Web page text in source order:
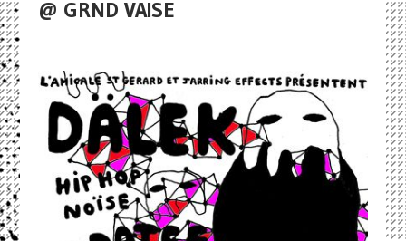
@ GRND VAISE